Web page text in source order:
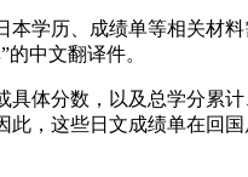
学历、成绩单等相关材
中文翻译件。
体分数，以及总学分累
，这些日文成绩单在回